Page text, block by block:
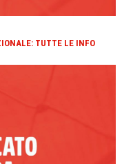
TUTTE LE INFO